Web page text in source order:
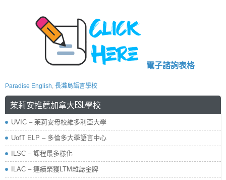
電子諮詢表格
Paradise English, 長灘島語言學校
茱莉安推薦加拿大ESL學校
UVIC – 茱莉安母校維多利亞大學
UofT ELP – 多倫多大學語言中心
ILSC – 課程最多樣化
ILAC – 連續榮獲LTM雜誌金牌